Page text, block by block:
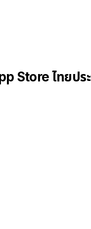
Store ไทยป